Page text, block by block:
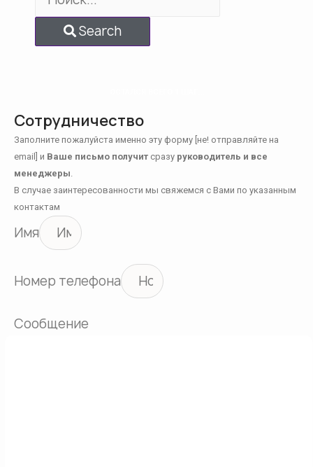
Search
Сотрудничество
Заполните пожалуйста именно эту форму [не! отправляйте на
email] и Ваше письмо получит сразу руководитель и все
менеджеры.
В случае заинтересованности мы свяжемся с Вами по указанным
контактам
Имя
Номер телефона
Сообщение